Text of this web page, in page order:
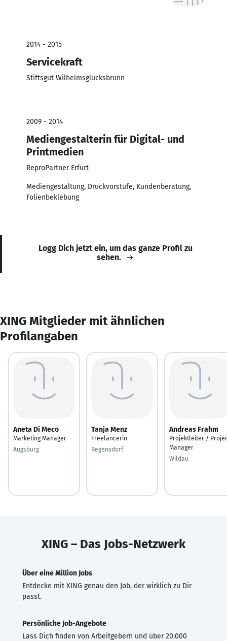
2014 - 2015
Servicekraft
Stiftsgut Wilhelmsglücksbrunn
2009 - 2014
Mediengestalterin für Digital- und
Printmedien
ReproPartner Erfurt
Mediengestaltung, Druckvorstufe, Kundenberatung,
Folienbeklebung
Logg Dich jetzt ein, um das ganze Profil zu
sehen.
XING Mitglieder mit ähnlichen
Profilangaben
Aneta Di Meco
Marketing Manager
Augsburg
Tanja Menz
Freelancerin
Regensdorf
Andreas Frahm
Projektleiter /
Manager
Wildau
XING – Das Jobs-Netzwerk
Über eine Million Jobs
Entdecke mit XING genau den Job, der wirklich zu Dir
passt.
Persönliche Job-Angebote
Lass Dich finden von Arbeitgebern und über 20.000